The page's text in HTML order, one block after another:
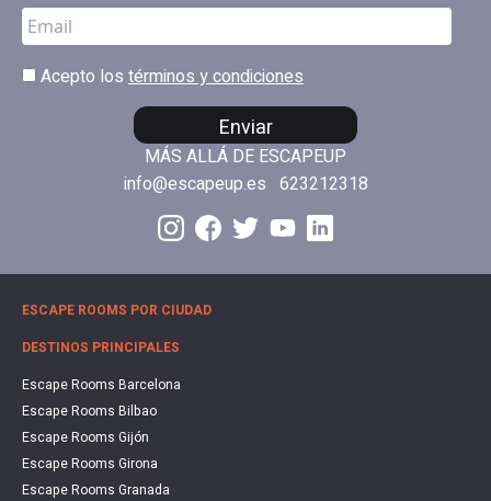
Acepto los términos y condiciones
Enviar
MÁS ALLÁ DE ESCAPEUP
info@escapeup.es 623212318
ESCAPE ROOMS POR CIUDAD
DESTINOS PRINCIPALES
Escape Rooms Barcelona
Escape Rooms Bilbao
Escape Rooms Gijón
Escape Rooms Girona
Escape Rooms Granada